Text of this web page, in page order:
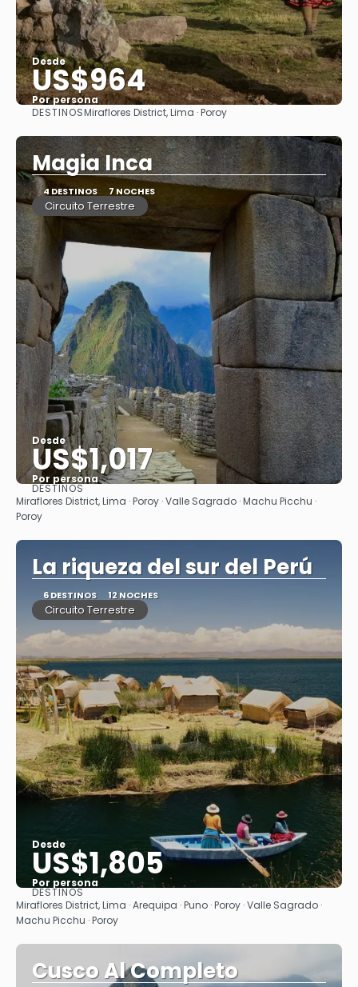
Desde
US$964
Por persona
Ver
DESTINOSMiraflores District, Lima · Poroy
Magia Inca
4 DESTINOS 7 NOCHES
Circuito Terrestre
Desde
US$1,017
Por persona
Ver
DESTINOS
Miraflores District, Lima · Poroy · Valle Sagrado · Machu Picchu ·
Poroy
La riqueza del sur del Perú
6 DESTINOS 12 NOCHES
Circuito Terrestre
Desde
US$1,805
Por persona
Ver
DESTINOS
Miraflores District, Lima · Arequipa · Puno · Poroy · Valle Sagrado ·
Machu Picchu · Poroy
Cusco Al Completo